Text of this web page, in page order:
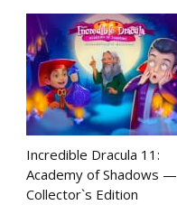
Incredible Dracula 11:
Academy of Shadows —
Collector`s Edition